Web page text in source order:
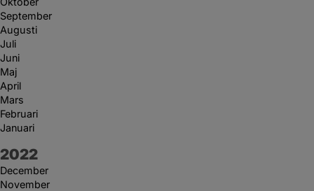
September
Augusti
Juli
Juni
Maj
April
Mars
Februari
Januari
År:
2022
December
November